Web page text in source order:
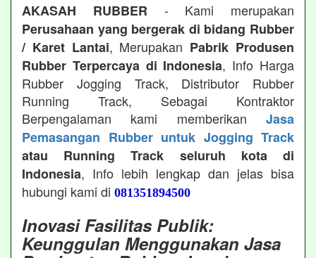
AKASAH RUBBER - Kami merupakan
Perusahaan yang bergerak di bidang Rubber
/ Karet Lantai, Merupakan Pabrik Produsen
Rubber Terpercaya di Indonesia, Info Harga
Rubber Jogging Track, Distributor Rubber
Running Track, Sebagai Kontraktor
Berpengalaman kami memberikan Jasa
Pemasangan Rubber untuk Jogging Track
atau Running Track seluruh kota di
Indonesia, Info lebih lengkap dan jelas bisa
hubungi kami di 081351894500
Inovasi Fasilitas Publik:
Keunggulan Menggunakan Jasa